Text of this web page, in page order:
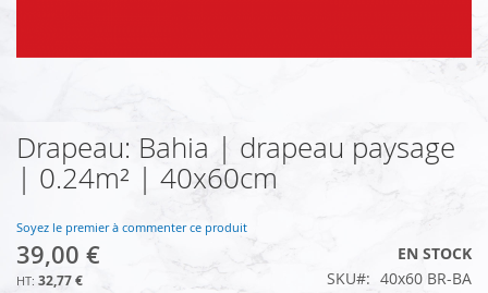
Skip
to
of
the
images
Drapeau: Bahia | drapeau paysage
| 0.24m² | 40x60cm
Soyez le premier à commenter ce produit
39,00 €
32,77 €
EN STOCK
SKU
40x60 BR-BA